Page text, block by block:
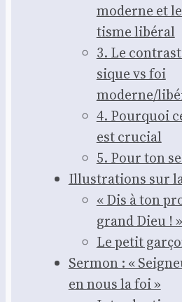
moderne et
tisme libé­ral
3. Le
sique vs foi
moderne/
4. Pour­quoi
est cru­cial
5. Pour ton
Illus­tra­tions sur
« Dis à ton
grand Dieu ! »
Le petit
Ser­mon : «
en nous la foi »